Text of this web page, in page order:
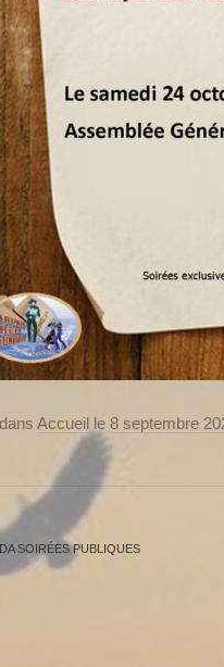
Accueil le 8 septembre
SOIRÉES PUBLIQUES